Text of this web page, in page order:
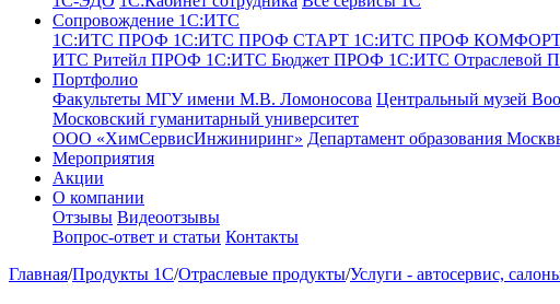
Сопровождение 1С:ИТС
1С:ИТС ПРОФ 1С:ИТС ПРОФ СТАРТ 1С:ИТС ПРОФ
ИТС Ритейл ПРОФ 1С:ИТС Бюджет ПРОФ 1С:ИТС Отраслевой
Портфолио
Факультеты МГУ имени М.В. Ломоносова Центральный музей
Московский гуманитарный университет
ООО «ХимСервисИнжиниринг» Департамент образования
Мероприятия
Акции
О компании
Отзывы Видеоотзывы
Вопрос-ответ и статьи Контакты
Главная/Продукты 1С/Отраслевые продукты/Услуги - автосервис,